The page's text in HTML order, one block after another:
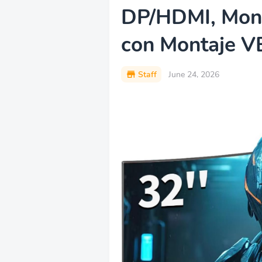
DP/HDMI,
con Montaje
Staff June 24, 2026